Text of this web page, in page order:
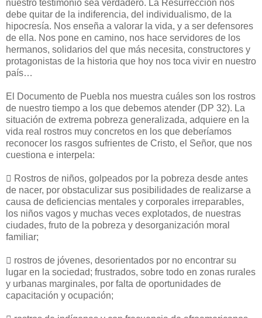
nuestro testimonio sea verdadero. La Resurrección nos
debe quitar de la indiferencia, del individualismo, de la
hipocresía. Nos enseña a valorar la vida, y a ser defensores
de ella. Nos pone en camino, nos hace servidores de los
hermanos, solidarios del que más necesita, constructores y
protagonistas de la historia que hoy nos toca vivir en nuestro
país…
El Documento de Puebla nos muestra cuáles son los rostros
de nuestro tiempo a los que debemos atender (DP 32). La
situación de extrema pobreza generalizada, adquiere en la
vida real rostros muy concretos en los que deberíamos
reconocer los rasgos sufrientes de Cristo, el Señor, que nos
cuestiona e interpela:
 Rostros de niños, golpeados por la pobreza desde antes
de nacer, por obstaculizar sus posibilidades de realizarse a
causa de deficiencias mentales y corporales irreparables,
los niños vagos y muchas veces explotados, de nuestras
ciudades, fruto de la pobreza y desorganización moral
familiar;
 rostros de jóvenes, desorientados por no encontrar su
lugar en la sociedad; frustrados, sobre todo en zonas rurales
y urbanas marginales, por falta de oportunidades de
capacitación y ocupación;